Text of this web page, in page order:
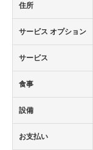
住所
サービス オプション
サービス
食事
設備
お支払い